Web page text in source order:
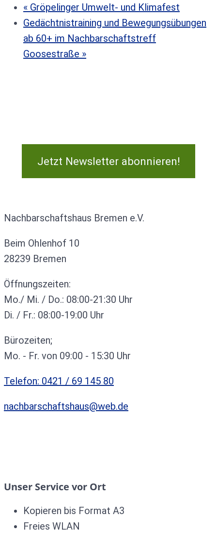
« Gröpelinger Umwelt- und Klimafest
Gedächtnistraining und Bewegungsübungen
ab 60+ im Nachbarschaftstreff
Goosestraße »
Jetzt Newsletter abonnieren!
Nachbarschaftshaus Bremen e.V.
Beim Ohlenhof 10
28239 Bremen
Öffnungszeiten:
Mo./ Mi. / Do.: 08:00-21:30 Uhr
Di. / Fr.: 08:00-19:00 Uhr
Bürozeiten;
Mo. - Fr. von 09:00 - 15:30 Uhr
Telefon: 0421 / 69 145 80
nachbarschaftshaus@web.de
Unser Service vor Ort
Kopieren bis Format A3
Freies WLAN